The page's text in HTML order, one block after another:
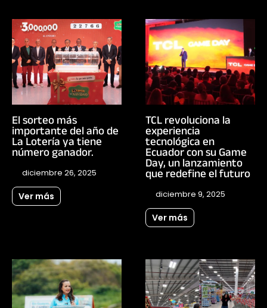
El sorteo más
importante del año de
La Lotería ya tiene
número ganador.
diciembre 26, 2025
Ver más
TCL revoluciona la
experiencia
tecnológica en
Ecuador con su Game
Day, un lanzamiento
que redefine el futuro
diciembre 9, 2025
Ver más